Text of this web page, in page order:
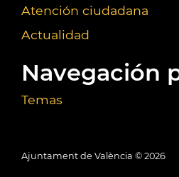
Atención ciudadana
Actualidad
Navegación
Temas
Ajuntament de València © 2026